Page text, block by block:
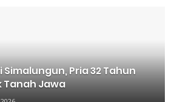
Simalungun, Pria 32 Tahun
Tanah Jawa